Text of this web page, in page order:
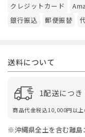
クレジットカード
銀行振込
郵便振替
送料について
1配送につ
商品代金税込10,000円以
※沖縄県全土を含む離島